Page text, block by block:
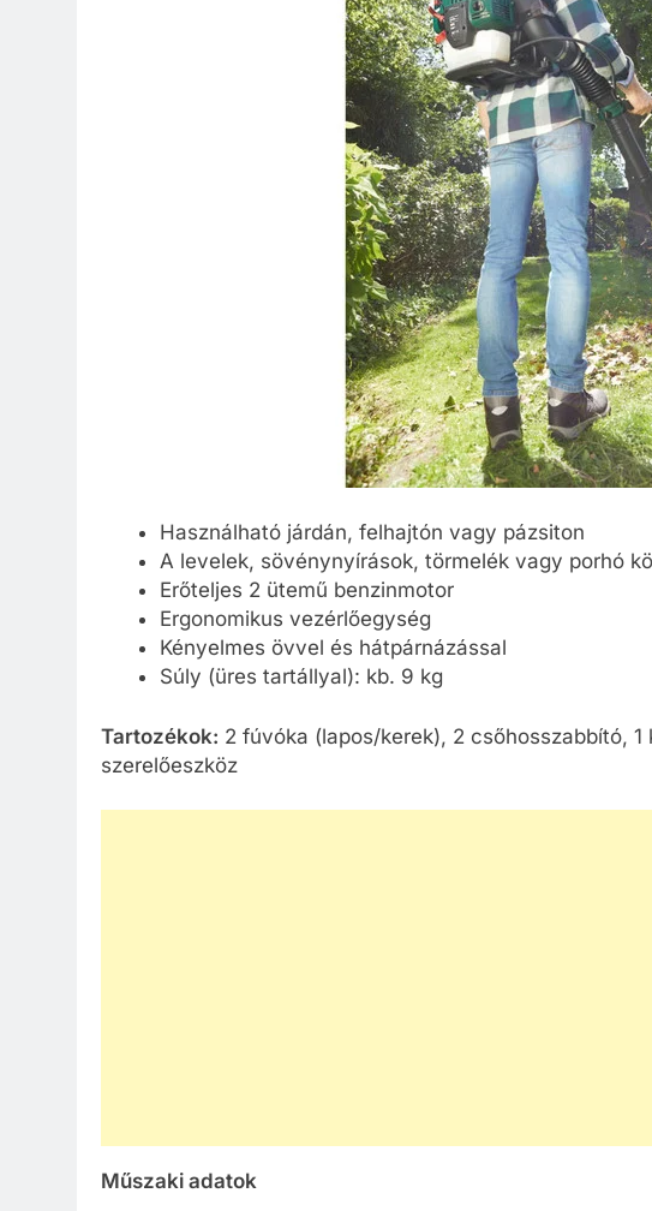
Használható járdán, felhajtón vagy pázsiton
A levelek, sövénynyírások, törmelék vagy porhó
Erőteljes 2 ütemű benzinmotor
Ergonomikus vezérlőegység
Kényelmes övvel és hátpárnázással
Súly (üres tartállyal): kb. 9 kg
Tartozékok: 2 fúvóka (lapos/kerek), 2 csőhosszabbító,
szerelőeszköz
Műszaki adatok